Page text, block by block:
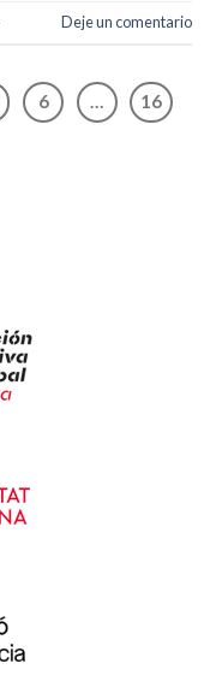
Deje un comentario
6 … 16